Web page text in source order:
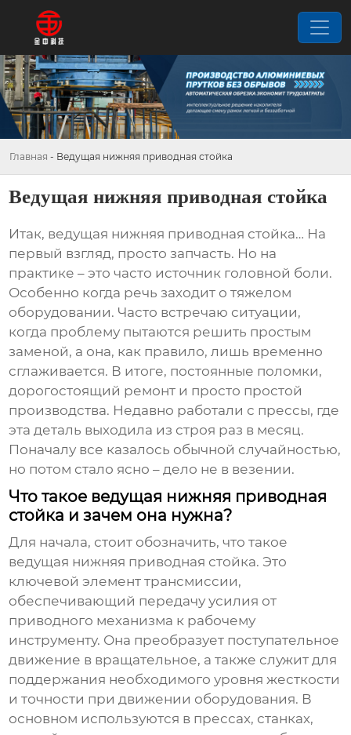
Главная - Ведущая нижняя приводная стойка
Ведущая нижняя приводная стойка
Итак, ведущая нижняя приводная стойка… На
первый взгляд, просто запчасть. Но на
практике – это часто источник головной боли.
Особенно когда речь заходит о тяжелом
оборудовании. Часто встречаю ситуации,
когда проблему пытаются решить простым
заменой, а она, как правило, лишь временно
сглаживается. В итоге, постоянные поломки,
дорогостоящий ремонт и просто простой
производства. Недавно работали с прессы, где
эта деталь выходила из строя раз в месяц.
Поначалу все казалось обычной случайностью,
но потом стало ясно – дело не в везении.
Что такое ведущая нижняя приводная
стойка и зачем она нужна?
Для начала, стоит обозначить, что такое
ведущая нижняя приводная стойка. Это
ключевой элемент трансмиссии,
обеспечивающий передачу усилия от
приводного механизма к рабочему
инструменту. Она преобразует поступательное
движение в вращательное, а также служит для
поддержания необходимого уровня жесткости
и точности при движении оборудования. В
основном используются в прессах, станках,